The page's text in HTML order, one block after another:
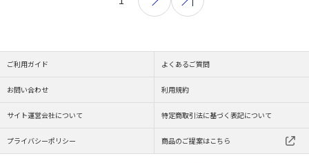
ご利用ガイド よくあるご質問
お問い合わせ 利用規約
サイト運営会社について 特定商取引法に基づく表記について
プライバシーポリシー 商品のご提案はこちら